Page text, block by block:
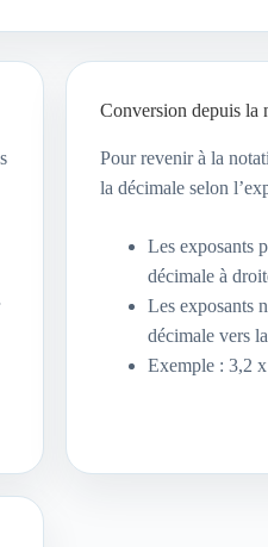
Conversion depuis la
Pour revenir à la
la décimale selon
Les exposants
décimale à
Les exposants
décimale vers
Exemple : 3,2